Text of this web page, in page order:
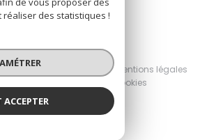
| Tous droits réservés
Nos partenaires
Mentions légales
Cookies
par :
des statistiques !